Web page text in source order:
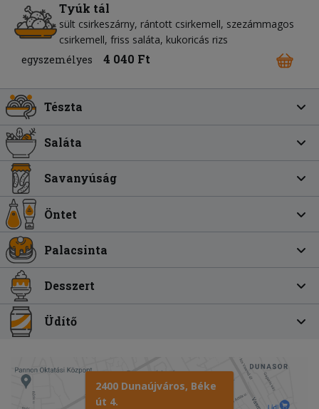
Tyúk tál
sült csirkeszárny, rántott csirkemell, szezámmagos
csirkemell, friss saláta, kukoricás rizs
egyszemélyes
4 040 Ft
Tészta
Saláta
Savanyúság
Öntet
Palacsinta
Desszert
Üdítő
2400 Dunaújváros, Béke
út 4.